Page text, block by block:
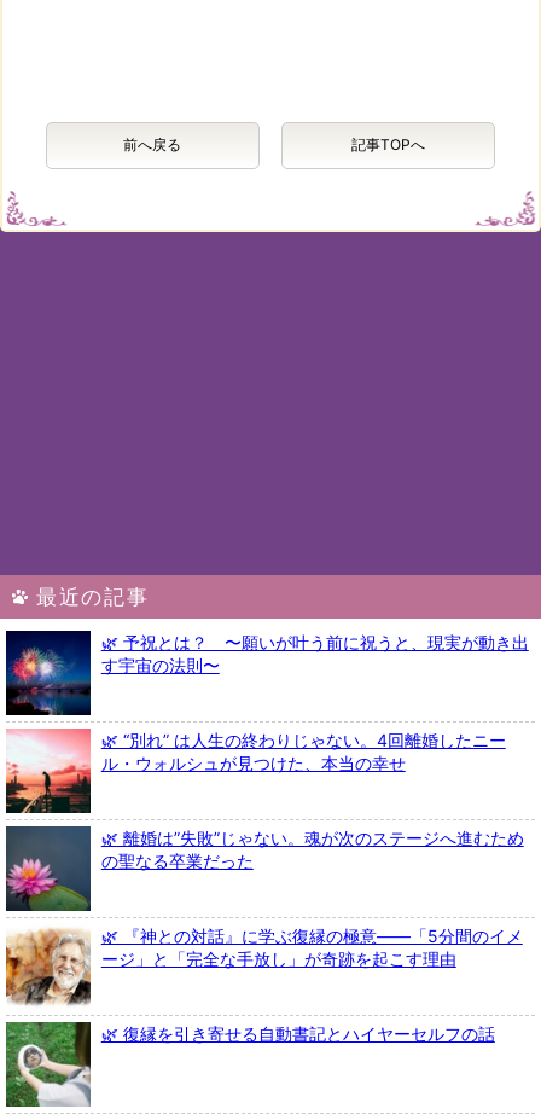
前へ戻る 記事TOPへ
最近の記事
🌿 予祝とは？ 〜願いが叶う前に祝うと、現実が動き出
す宇宙の法則〜
🌿 “別れ” は人生の終わりじゃない。4回離婚したニー
ル・ウォルシュが見つけた、本当の幸せ
🌿 離婚は”失敗”じゃない。魂が次のステージへ進むため
の聖なる卒業だった
🌿 『神との対話』に学ぶ復縁の極意――「5分間のイメ
ージ」と「完全な手放し」が奇跡を起こす理由
🌿 復縁を引き寄せる自動書記とハイヤーセルフの話